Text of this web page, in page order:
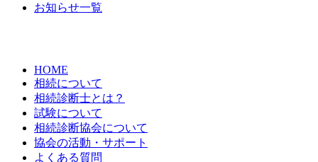
お知らせ一覧
HOME
相続について
相続診断士とは？
試験について
相続診断協会について
協会の活動・サポート
よくある質問